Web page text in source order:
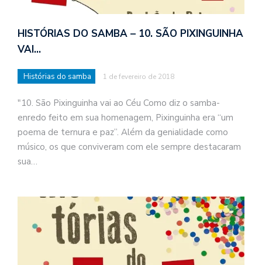
HISTÓRIAS DO SAMBA – 10. SÃO PIXINGUINHA
VAI…
Histórias do samba 1 de fevereiro de 2018
"10. São Pixinguinha vai ao Céu Como diz o samba-
enredo feito em sua homenagem, Pixinguinha era “um
poema de ternura e paz”. Além da genialidade como
músico, os que conviveram com ele sempre destacaram
sua…